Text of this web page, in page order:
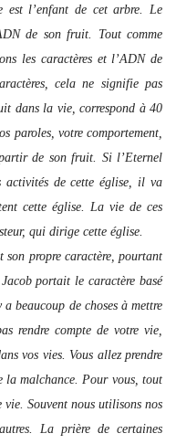
est l’enfant de cet arbre. Le
de son fruit. Tout comme
les caractères et l’ADN de
cela ne signifie pas
dans la vie, correspond à 40
paroles, votre comportement,
de son fruit. Si l’Eternel
activités de cette église, il va
cette église. La vie de ces
qui dirige cette église.
propre caractère, pourtant
portait le caractère basé
beaucoup de choses à mettre
rendre compte de votre vie,
vos vies. Vous allez prendre
la malchance. Pour vous, tout
Souvent nous utilisons nos
La prière de certaines